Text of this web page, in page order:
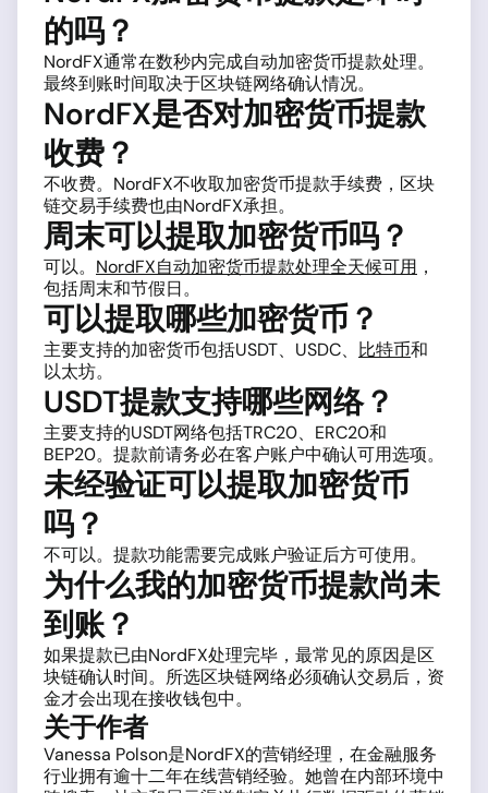
的吗？
NordFX通常在数秒内完成自动加密货币提款处理。
最终到账时间取决于区块链网络确认情况。
NordFX是否对加密货币提款
收费？
不收费。NordFX不收取加密货币提款手续费，区块
链交易手续费也由NordFX承担。
周末可以提取加密货币吗？
可以。 NordFX自动加密货币提款处理全天候可用 ，
包括周末和节假日。
可以提取哪些加密货币？
主要支持的加密货币包括USDT、USDC、 比特币和
以太坊。
USDT提款支持哪些网络？
主要支持的USDT网络包括TRC20、ERC20和
BEP20。提款前请务必在客户账户中确认可用选项。
未经验证可以提取加密货币
吗？
不可以。提款功能需要完成账户验证后方可使用。
为什么我的加密货币提款尚未
到账？
如果提款已由NordFX处理完毕，最常见的原因是区
块链确认时间。所选区块链网络必须确认交易后，资
金才会出现在接收钱包中。
关于作者
Vanessa Polson是NordFX的营销经理，在金融服务
行业拥有逾十二年在线营销经验。她曾在内部环境中